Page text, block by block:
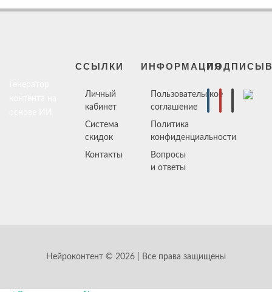
ССЫЛКИ
Личный
кабинет
Система
скидок
Контакты
ИНФОРМАЦИЯ
Пользовательское
соглашение
Политика
конфиденциальности
Вопросы
и ответы
Нейроконтент © 2026 | Все права защищены